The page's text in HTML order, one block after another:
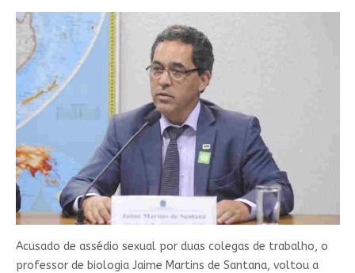
Acusado de assédio sexual por duas colegas de trabalho, o
professor de biologia Jaime Martins de Santana, voltou a